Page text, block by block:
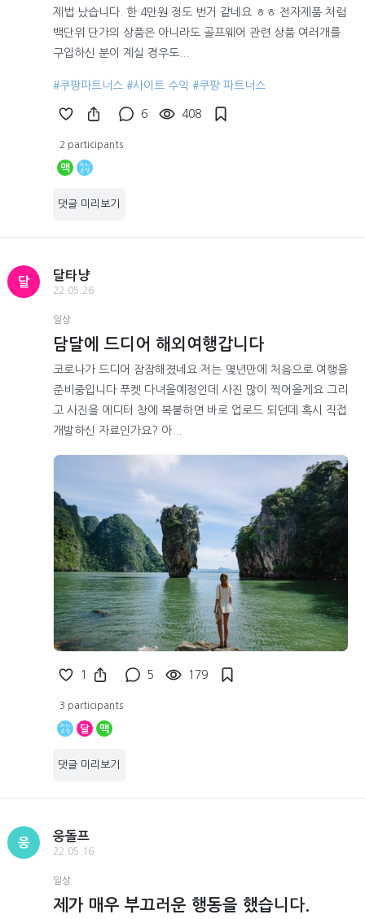
제법 났습니다. 한 4만원 정도 번거 같네요 ㅎㅎ 전자제품 처럼
백단위 단가의 상품은 아니라도 골프웨어 관련 상품 여러개를
구입하신 분이 계실 경우도...
#쿠팡파트너스 #사이트 수익 #쿠팡 파트너스
6 408
2 participants
맥
댓글 미리보기
달
달타냥
22.05.26
일상
담달에 드디어 해외여행갑니다
코로나가 드디어 잠잠해졌네요 저는 몇년만에 처음으로 여행을
준비중입니다 푸켓 다녀올예정인데 사진 많이 찍어올게요 그리
고 사진을 에디터 창에 복붙하면 바로 업로드 되던데 혹시 직접
개발하신 자료인가요? 아...
1 5 179
3 participants
달 맥
댓글 미리보기
웅
웅돌프
22.05.16
일상
제가 매우 부끄러운 행동을 했습니다.